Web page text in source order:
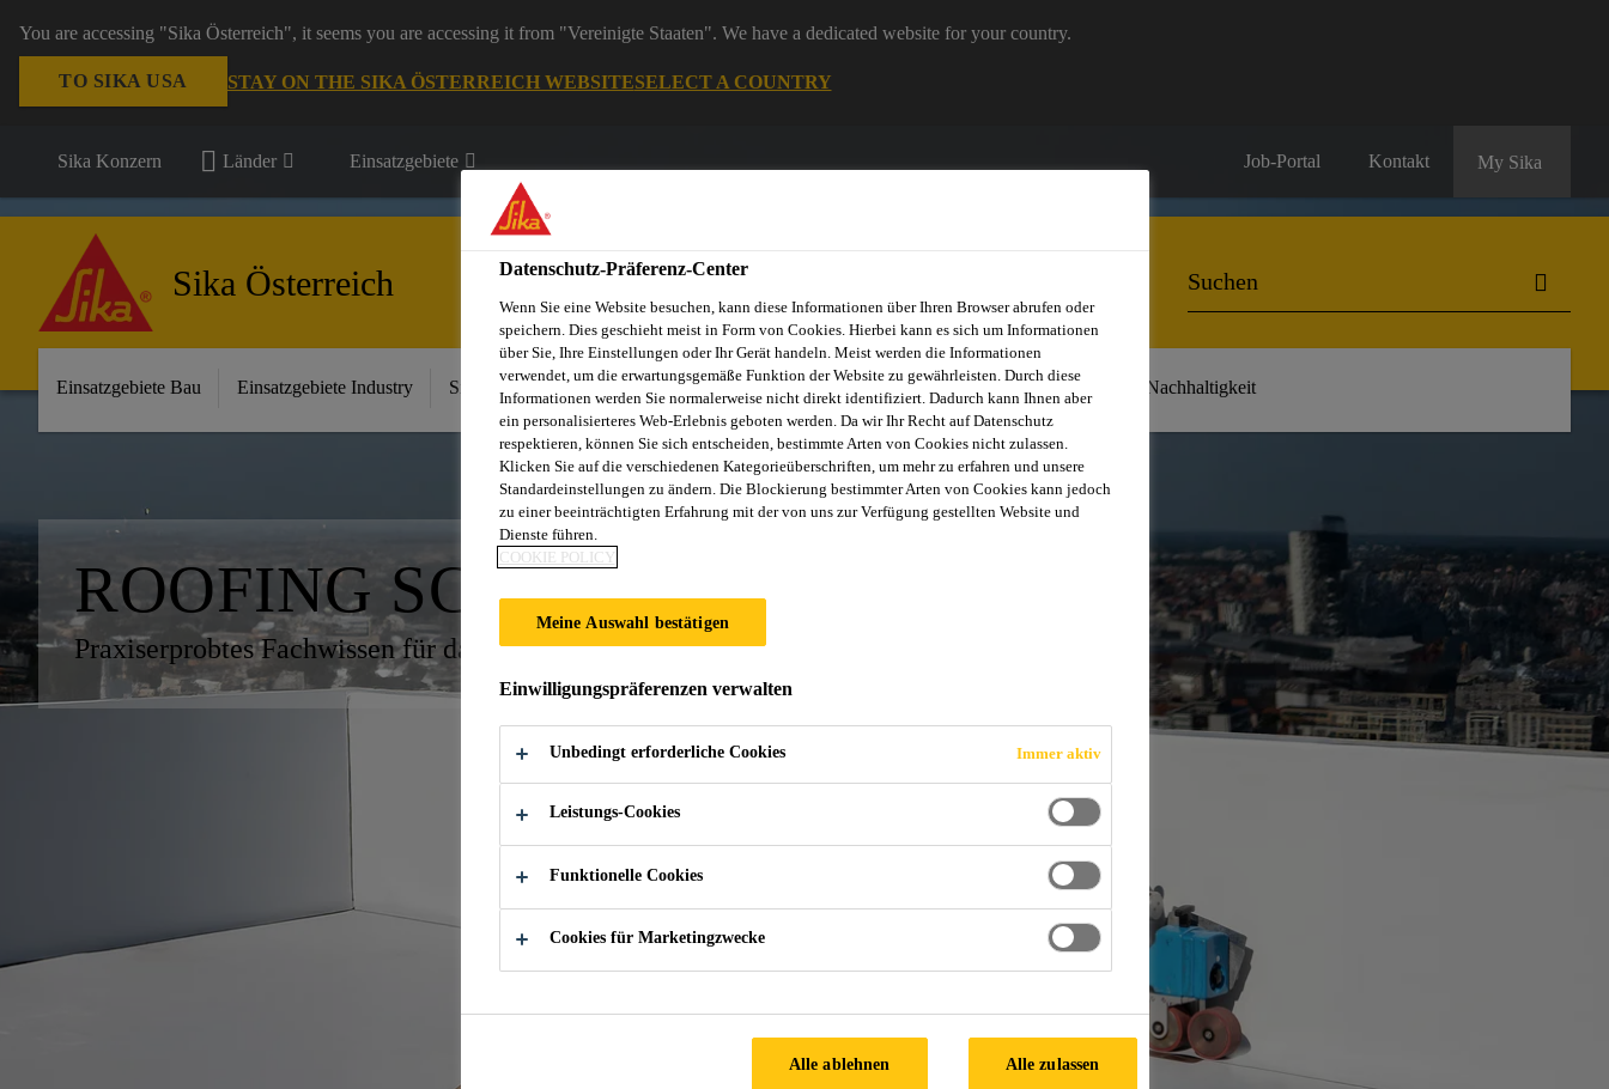
You are accessing "Sika Österreich", it seems you are accessing it from "Vereinigte Staaten". We have a dedicated website for your country.
TO SIKA USA STAY ON THE SIKA ÖSTERREICH WEBSITESELECT A COUNTRY
Sika Konzern Länder Einsatzgebiete Job-Portal Kontakt My Sika
Sika Österreich
Einsatzgebiete Bau Einsatzgebiete Industry Sika im Handel Starke Marken Services & Downloads News Über uns Nachhaltigkeit
ROOFING SCHULUNGEN
Praxiserprobtes Fachwissen für dauerhafte Dachabdichtungen
Datenschutz-Präferenz-Center
Wenn Sie eine Website besuchen, kann diese Informationen über Ihren Browser abrufen oder
speichern. Dies geschieht meist in Form von Cookies. Hierbei kann es sich um Informationen
über Sie, Ihre Einstellungen oder Ihr Gerät handeln. Meist werden die Informationen
verwendet, um die erwartungsgemäße Funktion der Website zu gewährleisten. Durch diese
Informationen werden Sie normalerweise nicht direkt identifiziert. Dadurch kann Ihnen aber
ein personalisierteres Web-Erlebnis geboten werden. Da wir Ihr Recht auf Datenschutz
respektieren, können Sie sich entscheiden, bestimmte Arten von Cookies nicht zulassen.
Klicken Sie auf die verschiedenen Kategorieüberschriften, um mehr zu erfahren und unsere
Standardeinstellungen zu ändern. Die Blockierung bestimmter Arten von Cookies kann jedoch
zu einer beeinträchtigten Erfahrung mit der von uns zur Verfügung gestellten Website und
Dienste führen.
COOKIE POLICY
Meine Auswahl bestätigen
Einwilligungspräferenzen verwalten
Unbedingt erforderliche Cookies Immer aktiv
Leistungs-Cookies
Funktionelle Cookies
Cookies für Marketingzwecke
Alle ablehnen Alle zulassen